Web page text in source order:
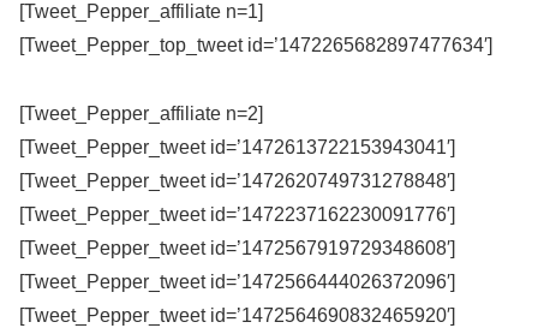
[Tweet_Pepper_affiliate n=1]
[Tweet_Pepper_top_tweet id=’1472265682897477634′]
[Tweet_Pepper_affiliate n=2]
[Tweet_Pepper_tweet id=’1472613722153943041′]
[Tweet_Pepper_tweet id=’1472620749731278848′]
[Tweet_Pepper_tweet id=’1472237162230091776′]
[Tweet_Pepper_tweet id=’1472567919729348608′]
[Tweet_Pepper_tweet id=’1472566444026372096′]
[Tweet_Pepper_tweet id=’1472564690832465920′]